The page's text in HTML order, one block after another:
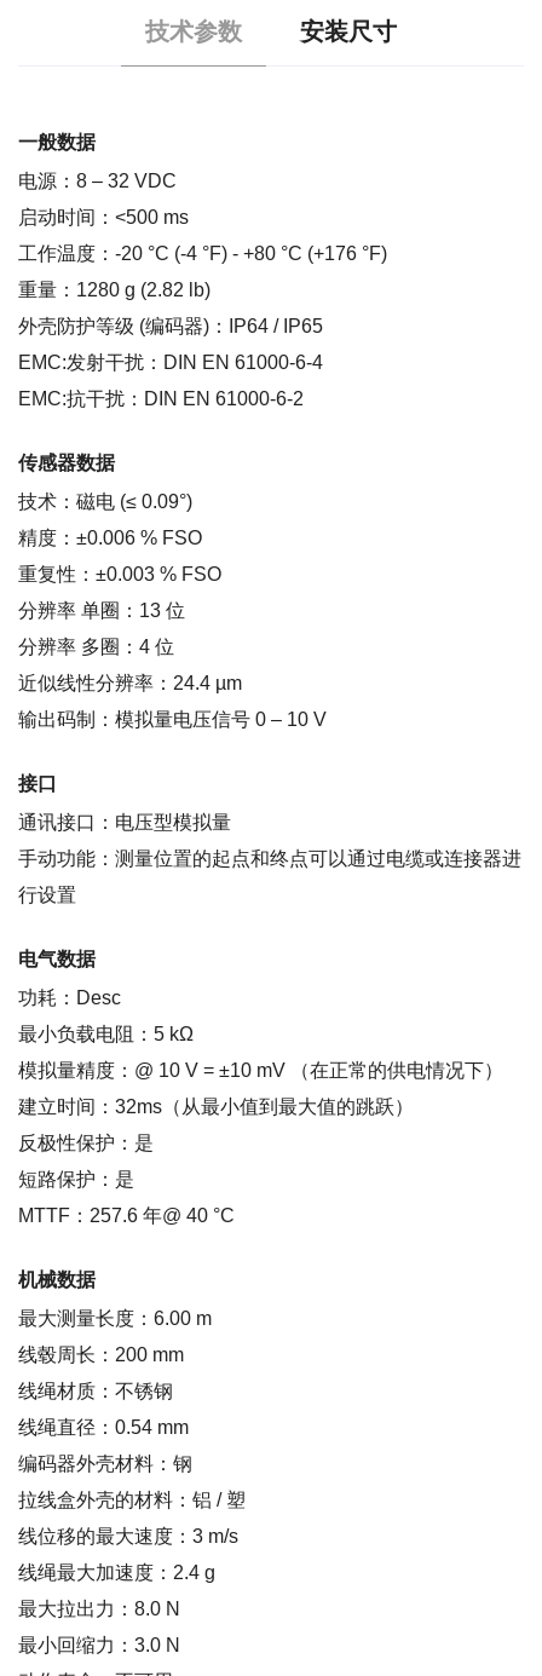
技术参数 安装尺寸
一般数据
电源：8 – 32 VDC
启动时间：<500 ms
工作温度：-20 °C (-4 °F) - +80 °C (+176 °F)
重量：1280 g (2.82 lb)
外壳防护等级 (编码器)：IP64 / IP65
EMC:发射干扰：DIN EN 61000-6-4
EMC:抗干扰：DIN EN 61000-6-2
传感器数据
技术：磁电 (≤ 0.09°)
精度：±0.006 % FSO
重复性：±0.003 % FSO
分辨率 单圈：13 位
分辨率 多圈：4 位
近似线性分辨率：24.4 µm
输出码制：模拟量电压信号 0 – 10 V
接口
通讯接口：电压型模拟量
手动功能：测量位置的起点和终点可以通过电缆或连接器进
行设置
电气数据
功耗：Desc
最小负载电阻：5 kΩ
模拟量精度：@ 10 V = ±10 mV （在正常的供电情况下）
建立时间：32ms（从最小值到最大值的跳跃）
反极性保护：是
短路保护：是
MTTF：257.6 年@ 40 °C
机械数据
最大测量长度：6.00 m
线毂周长：200 mm
线绳材质：不锈钢
线绳直径：0.54 mm
编码器外壳材料：钢
拉线盒外壳的材料：铝 / 塑
线位移的最大速度：3 m/s
线绳最大加速度：2.4 g
最大拉出力：8.0 N
最小回缩力：3.0 N